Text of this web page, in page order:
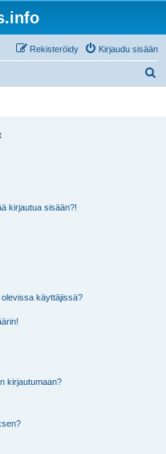
Kirjaudu sisään
Rekisteröidy
kirjautua sisään?!
käyttäjissä?
kirjautumaan?